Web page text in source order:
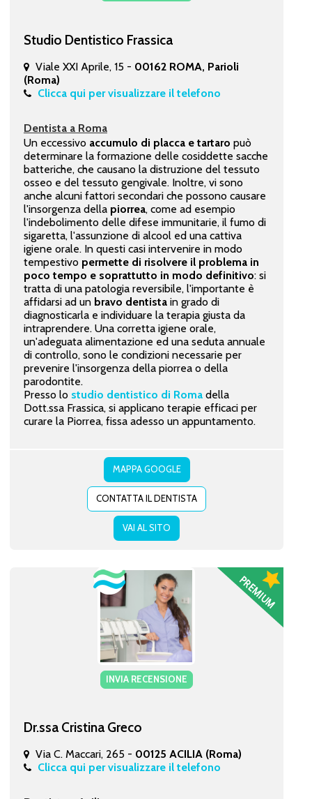
Studio Dentistico Frassica
Viale XXI Aprile, 15 - 00162 ROMA, Parioli
(Roma)
Clicca qui per visualizzare il telefono
Dentista a Roma
Un eccessivo accumulo di placca e tartaro può
determinare la formazione delle cosiddette sacche
batteriche, che causano la distruzione del tessuto
osseo e del tessuto gengivale. Inoltre, vi sono
anche alcuni fattori secondari che possono causare
l'insorgenza della piorrea, come ad esempio
l'indebolimento delle difese immunitarie, il fumo di
sigaretta, l'assunzione di alcool ed una cattiva
igiene orale. In questi casi intervenire in modo
tempestivo permette di risolvere il problema in
poco tempo e soprattutto in modo definitivo: si
tratta di una patologia reversibile, l'importante è
affidarsi ad un bravo dentistain grado di
diagnosticarla e individuare la terapia giusta da
intraprendere. Una corretta igiene orale,
un'adeguata alimentazione ed una seduta annuale
di controllo, sono le condizioni necessarie per
prevenire l'insorgenza della piorrea o della
parodontite.
Presso lo studio dentistico di Romadella
Dott.ssa Frassica, si applicano terapie efficaci per
curare la Piorrea, fissa adesso un appuntamento.
MAPPA GOOGLE
CONTATTA IL DENTISTA
VAI AL SITO
INVIA RECENSIONE
Dr.ssa Cristina Greco
Via C. Maccari, 265 - 00125 ACILIA (Roma)
Clicca qui per visualizzare il telefono